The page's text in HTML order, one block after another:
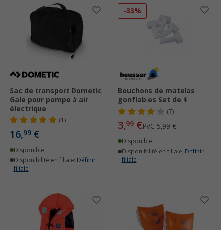
Sac de transport Dometic
Gale pour pompe à air
électrique
(1)
16,99 €
Disponible
Disponibilité en filiale: Définir
filiale
-33%
Bouchons de matelas
gonflables Set de 4
(7)
3,99 €PVC 5,99 €
Disponible
Disponibilité en filiale: Définir
filiale